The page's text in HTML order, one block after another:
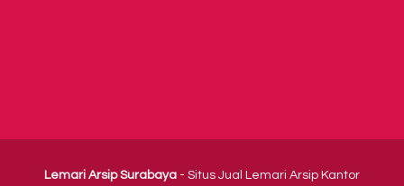
Lemari Arsip Surabaya - Situs Jual Lemari Arsip Kantor